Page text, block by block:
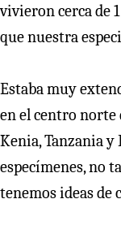
vivieron cerca de
que nuestra
Estaba muy
en el centro norte
Kenia, Tanzania y
especímenes, no
tenemos ideas de